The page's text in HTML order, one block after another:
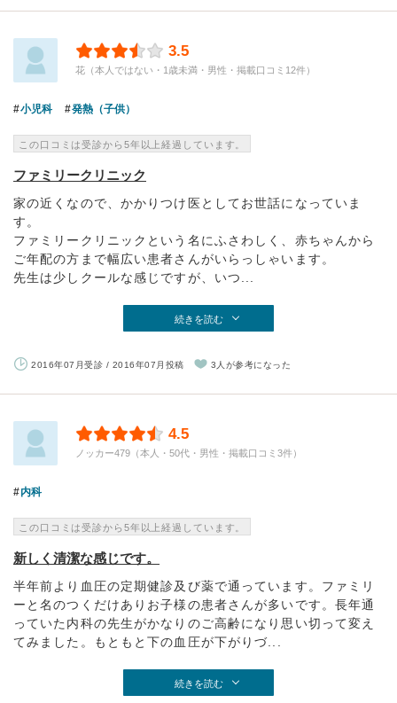
3.5
花（本人ではない・1歳未満・男性・掲載口コミ12件）
小児科 発熱（子供）
この口コミは受診から5年以上経過しています。
ファミリークリニック
家の近くなので、かかりつけ医としてお世話になっていま
す。
ファミリークリニックという名にふさわしく、赤ちゃんから
ご年配の方まで幅広い患者さんがいらっしゃいます。
先生は少しクールな感じですが、いつ...
続きを読む
2016年07月受診 / 2016年07月投稿 3人が参考になった
4.5
ノッカー479（本人・50代・男性・掲載口コミ3件）
内科
この口コミは受診から5年以上経過しています。
新しく清潔な感じです。
半年前より血圧の定期健診及び薬で通っています。ファミリ
ーと名のつくだけありお子様の患者さんが多いです。長年通
っていた内科の先生がかなりのご高齢になり思い切って変え
てみました。もともと下の血圧が下がりづ...
続きを読む